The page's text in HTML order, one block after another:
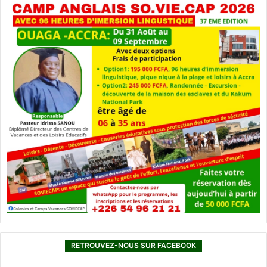
RETROUVEZ-NOUS SUR FACEBOOK